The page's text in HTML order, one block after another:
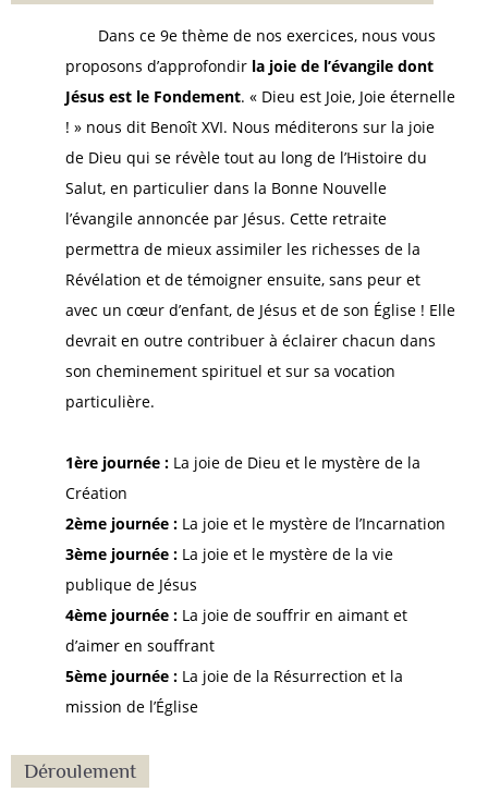
Dans ce 9e thème de nos exercices, nous vous
proposons d’approfondir la joie de l’évangile dont
Jésus est le Fondement. « Dieu est Joie, Joie éternelle
! » nous dit Benoît XVI. Nous méditerons sur la joie
de Dieu qui se révèle tout au long de l’Histoire du
Salut, en particulier dans la Bonne Nouvelle
l’évangile annoncée par Jésus. Cette retraite
permettra de mieux assimiler les richesses de la
Révélation et de témoigner ensuite, sans peur et
avec un cœur d’enfant, de Jésus et de son Église ! Elle
devrait en outre contribuer à éclairer chacun dans
son cheminement spirituel et sur sa vocation
particulière.
1ère journée : La joie de Dieu et le mystère de la
Création
2ème journée : La joie et le mystère de l’Incarnation
3ème journée : La joie et le mystère de la vie
publique de Jésus
4ème journée : La joie de souffrir en aimant et
d’aimer en souffrant
5ème journée : La joie de la Résurrection et la
mission de l’Église
Déroulement